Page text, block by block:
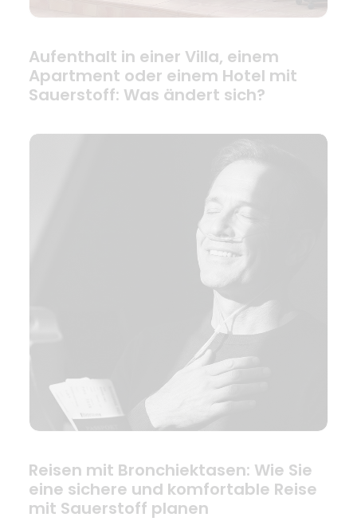
Aufenthalt in einer Villa, einem
Apartment oder einem Hotel mit
Sauerstoff: Was ändert sich?
Reisen mit Bronchiektasen: Wie Sie
eine sichere und komfortable Reise
mit Sauerstoff planen